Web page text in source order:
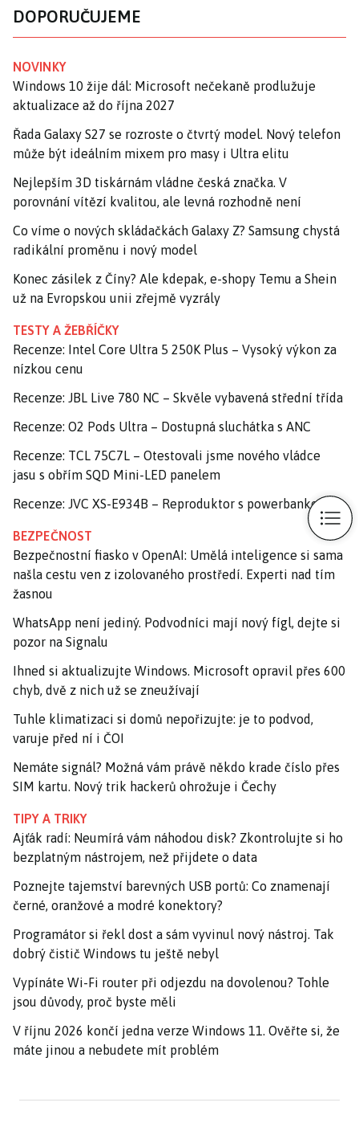
DOPORUČUJEME
NOVINKY
Windows 10 žije dál: Microsoft nečekaně prodlužuje
aktualizace až do října 2027
Řada Galaxy S27 se rozroste o čtvrtý model. Nový telefon
může být ideálním mixem pro masy i Ultra elitu
Nejlepším 3D tiskárnám vládne česká značka. V
porovnání vítězí kvalitou, ale levná rozhodně není
Co víme o nových skládačkách Galaxy Z? Samsung chystá
radikální proměnu i nový model
Konec zásilek z Číny? Ale kdepak, e-shopy Temu a Shein
už na Evropskou unii zřejmě vyzrály
TESTY A ŽEBŘÍČKY
Recenze: Intel Core Ultra 5 250K Plus – Vysoký výkon za
nízkou cenu
Recenze: JBL Live 780 NC – Skvěle vybavená střední třída
Recenze: O2 Pods Ultra – Dostupná sluchátka s ANC
Recenze: TCL 75C7L – Otestovali jsme nového vládce
jasu s obřím SQD Mini-LED panelem
Recenze: JVC XS-E934B – Reproduktor s powerbankou
BEZPEČNOST
Bezpečnostní fiasko v OpenAI: Umělá inteligence si sama
našla cestu ven z izolovaného prostředí. Experti nad tím
žasnou
WhatsApp není jediný. Podvodníci mají nový fígl, dejte si
pozor na Signalu
Ihned si aktualizujte Windows. Microsoft opravil přes 600
chyb, dvě z nich už se zneužívají
Tuhle klimatizaci si domů nepořizujte: je to podvod,
varuje před ní i ČOI
Nemáte signál? Možná vám právě někdo krade číslo přes
SIM kartu. Nový trik hackerů ohrožuje i Čechy
TIPY A TRIKY
Ajťák radí: Neumírá vám náhodou disk? Zkontrolujte si ho
bezplatným nástrojem, než přijdete o data
Poznejte tajemství barevných USB portů: Co znamenají
černé, oranžové a modré konektory?
Programátor si řekl dost a sám vyvinul nový nástroj. Tak
dobrý čistič Windows tu ještě nebyl
Vypínáte Wi-Fi router při odjezdu na dovolenou? Tohle
jsou důvody, proč byste měli
V říjnu 2026 končí jedna verze Windows 11. Ověřte si, že
máte jinou a nebudete mít problém